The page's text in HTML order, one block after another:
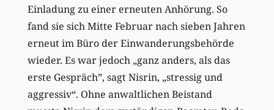
Einladung zu einer erneuten Anhörung. So
fand sie sich Mitte Februar nach sieben Jahren
erneut im Büro der Einwanderungsbehörde
wieder. Es war jedoch „ganz anders, als das
erste Gespräch”, sagt Nisrin, „stressig und
aggressiv“. Ohne anwaltlichen Beistand